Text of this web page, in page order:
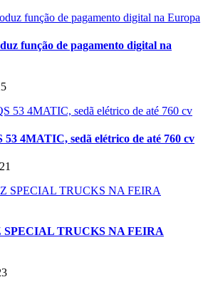
função de pagamento digital na
4MATIC, sedã elétrico de até 760 cv
SPECIAL TRUCKS NA FEIRA